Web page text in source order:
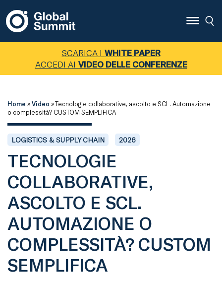
SCARICA I WHITE PAPER
ACCEDI AI VIDEO DELLE CONFERENZE
Home »Video »Tecnologie collaborative, ascolto e SCL. Automazione
o complessità? CUSTOM SEMPLIFICA
LOGISTICS & SUPPLY CHAIN 2026
TECNOLOGIE
COLLABORATIVE,
ASCOLTO E SCL.
AUTOMAZIONE O
COMPLESSITÀ? CUSTOM
SEMPLIFICA